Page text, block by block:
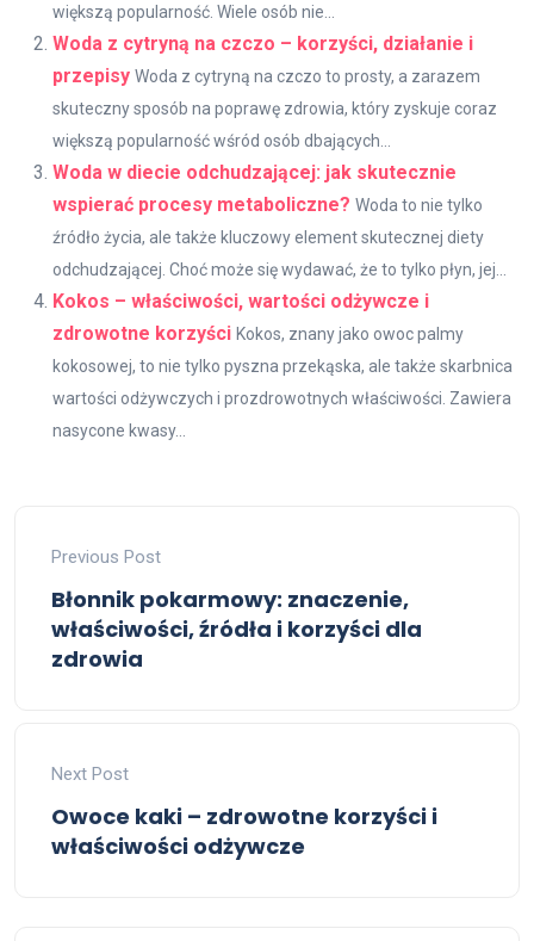
większą popularność. Wiele osób nie...
Woda z cytryną na czczo – korzyści, działanie i
przepisy Woda z cytryną na czczo to prosty, a zarazem
skuteczny sposób na poprawę zdrowia, który zyskuje coraz
większą popularność wśród osób dbających...
Woda w diecie odchudzającej: jak skutecznie
wspierać procesy metaboliczne? Woda to nie tylko
źródło życia, ale także kluczowy element skutecznej diety
odchudzającej. Choć może się wydawać, że to tylko płyn, jej...
Kokos – właściwości, wartości odżywcze i
zdrowotne korzyści Kokos, znany jako owoc palmy
kokosowej, to nie tylko pyszna przekąska, ale także skarbnica
wartości odżywczych i prozdrowotnych właściwości. Zawiera
nasycone kwasy...
Previous Post
Błonnik pokarmowy: znaczenie,
właściwości, źródła i korzyści dla
zdrowia
Next Post
Owoce kaki – zdrowotne korzyści i
właściwości odżywcze